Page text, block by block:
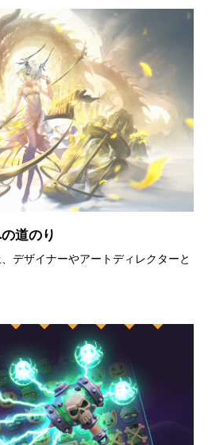
道のり
デザイナーやアートディレクターと